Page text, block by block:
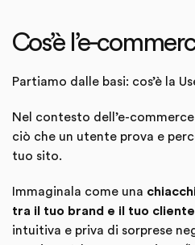
Cos’è l’e-
Partiamo dalle basi: cos’è la
Nel contesto dell’e-
ciò che un utente prova e
tuo sito.
Immaginala come una
tra il tuo brand e il tuo cliente
intuitiva e priva di sorprese